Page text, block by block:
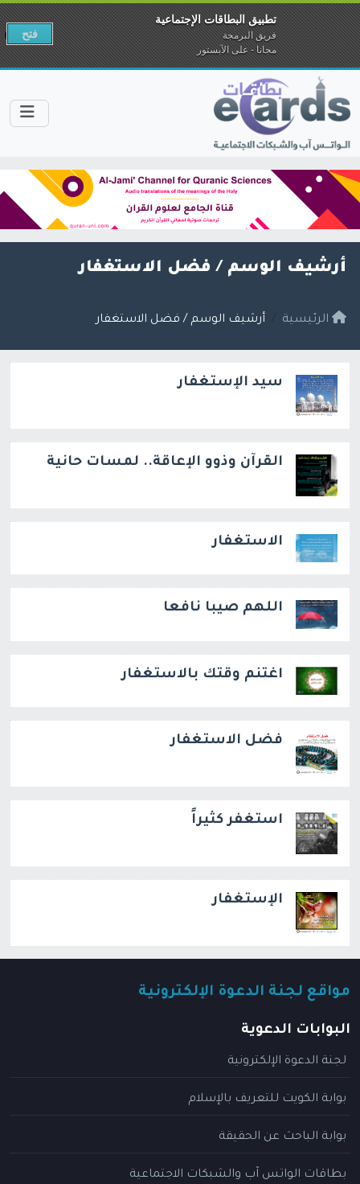
أرشيف الوسم / فضل الاستغفار
الرئيسية أرشيف الوسم / فضل الاستغفار
سيد الإستغفار
القرآن وذوو الإعاقة.. لمسات حانية
الاستغفار
اللهم صيبا نافعا
اغتنم وقتك بالاستغفار
فضل الاستغفار
استغفر كثيراً
الإستغفار
مواقع لجنة الدعوة الإلكترونية
البوابات الدعوية
لجنة الدعوة الإلكترونية
بوابة الكويت للتعريف بالإسلام
بوابة الباحث عن الحقيقة
بطاقات الواتس آب والشبكات الاجتماعية
تطبيق البطاقات الإجتماعية
فريق البرمجة
مجانا - على الآبستور
فتح